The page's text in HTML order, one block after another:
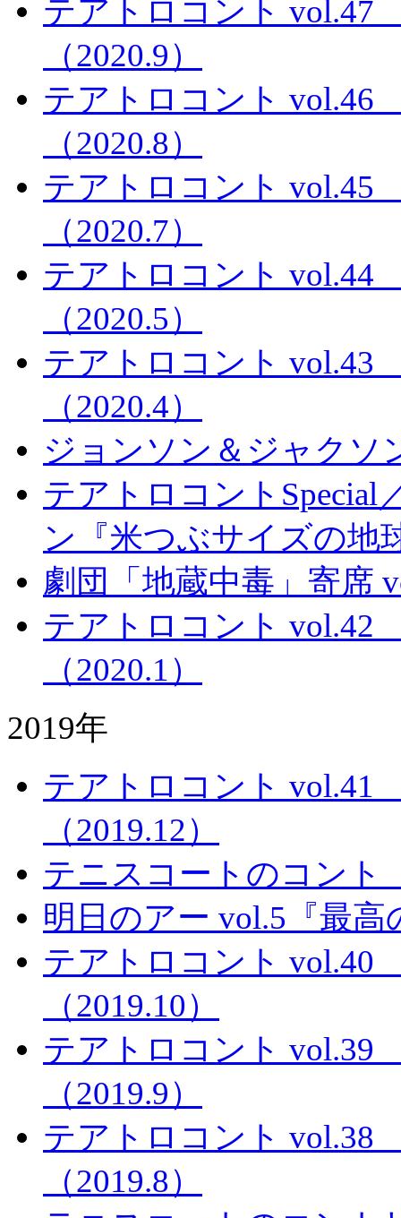
テアトロコント
（2020.9）
テアトロコント
（2020.8）
テアトロコント
（2020.7）
テアトロコント
（2020.5）
テアトロコント
（2020.4）
ジョンソン＆ジャクソ
テアトロコント
ン『米つぶサイズの地
劇団「地蔵中毒」寄席
テアトロコント
（2020.1）
2019年
テアトロコント
（2019.12）
テニスコートのコント
明日のアー vol.5『最高
テアトロコント
（2019.10）
テアトロコント
（2019.9）
テアトロコント
（2019.8）